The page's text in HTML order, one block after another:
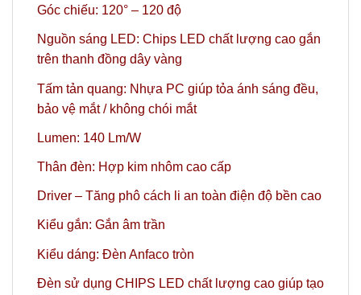
Góc chiếu: 120° – 120 độ
Nguồn sáng LED: Chips LED chất lượng cao gắn
trên thanh đồng dây vàng
Tấm tản quang: Nhựa PC giúp tỏa ánh sáng đều,
bảo vệ mắt / không chói mắt
Lumen: 140 Lm/W
Thân đèn: Hợp kim nhôm cao cấp
Driver – Tăng phô cách li an toàn điện độ bền cao
Kiểu gắn: Gắn âm trần
Kiểu dáng: Đèn Anfaco tròn
Đèn sử dụng CHIPS LED chất lượng cao giúp tạo